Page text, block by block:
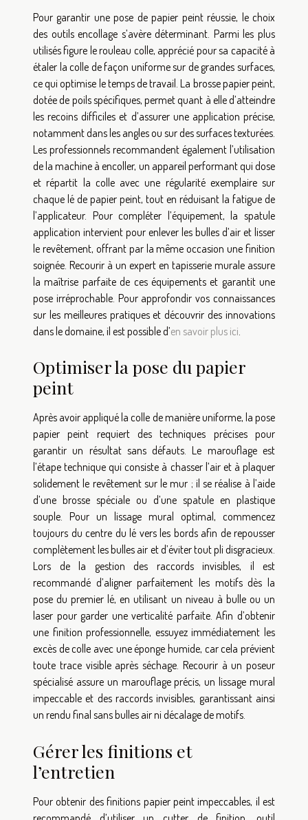
Pour garantir une pose de papier peint réussie, le choix
des outils encollage s’avère déterminant. Parmi les plus
utilisés figure le rouleau colle, apprécié pour sa capacité à
étaler la colle de façon uniforme sur de grandes surfaces,
ce qui optimise le temps de travail. La brosse papier peint,
dotée de poils spécifiques, permet quant à elle d’atteindre
les recoins difficiles et d’assurer une application précise,
notamment dans les angles ou sur des surfaces texturées.
Les professionnels recommandent également l’utilisation
de la machine à encoller, un appareil performant qui dose
et répartit la colle avec une régularité exemplaire sur
chaque lé de papier peint, tout en réduisant la fatigue de
l’applicateur. Pour compléter l’équipement, la spatule
application intervient pour enlever les bulles d’air et lisser
le revêtement, offrant par la même occasion une finition
soignée. Recourir à un expert en tapisserie murale assure
la maîtrise parfaite de ces équipements et garantit une
pose irréprochable. Pour approfondir vos connaissances
sur les meilleures pratiques et découvrir des innovations
dans le domaine, il est possible d’en savoir plus ici.
Optimiser la pose du papier
peint
Après avoir appliqué la colle de manière uniforme, la pose
papier peint requiert des techniques précises pour
garantir un résultat sans défauts. Le marouflage est
l’étape technique qui consiste à chasser l’air et à plaquer
solidement le revêtement sur le mur ; il se réalise à l’aide
d’une brosse spéciale ou d’une spatule en plastique
souple. Pour un lissage mural optimal, commencez
toujours du centre du lé vers les bords afin de repousser
complètement les bulles air et d’éviter tout pli disgracieux.
Lors de la gestion des raccords invisibles, il est
recommandé d’aligner parfaitement les motifs dès la
pose du premier lé, en utilisant un niveau à bulle ou un
laser pour garder une verticalité parfaite. Afin d’obtenir
une finition professionnelle, essuyez immédiatement les
excès de colle avec une éponge humide, car cela prévient
toute trace visible après séchage. Recourir à un poseur
spécialisé assure un marouflage précis, un lissage mural
impeccable et des raccords invisibles, garantissant ainsi
un rendu final sans bulles air ni décalage de motifs.
Gérer les finitions et
l’entretien
Pour obtenir des finitions papier peint impeccables, il est